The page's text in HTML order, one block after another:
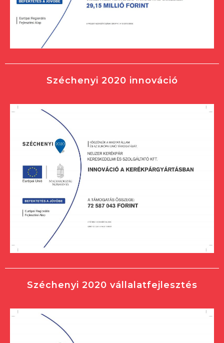
Széchenyi 2020 innováció
Széchenyi 2020 vállalatfejlesztés